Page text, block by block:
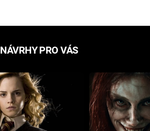
NÁVRHY PRO VÁS